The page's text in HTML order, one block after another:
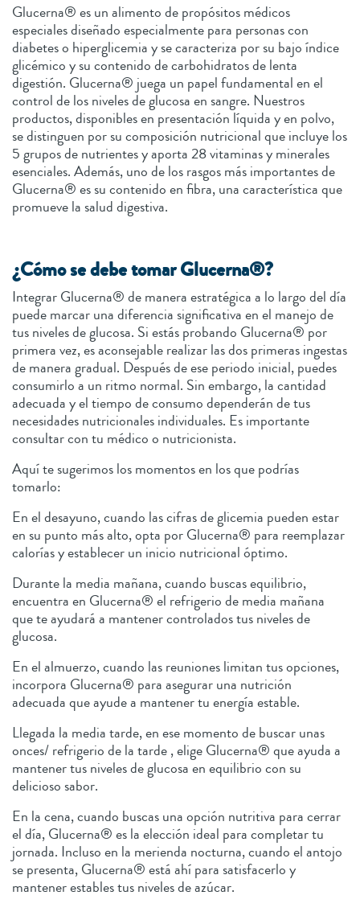
Glucerna® es un alimento de propósitos médicos
especiales diseñado especialmente para personas con
diabetes o hiperglicemia y se caracteriza por su bajo índice
glicémico y su contenido de carbohidratos de lenta
digestión. Glucerna® juega un papel fundamental en el
control de los niveles de glucosa en sangre. Nuestros
productos, disponibles en presentación líquida y en polvo,
se distinguen por su composición nutricional que incluye los
5 grupos de nutrientes y aporta 28 vitaminas y minerales
esenciales. Además, uno de los rasgos más importantes de
Glucerna® es su contenido en fibra, una característica que
promueve la salud digestiva.
¿Cómo se debe tomar Glucerna®?
Integrar Glucerna® de manera estratégica a lo largo del día
puede marcar una diferencia significativa en el manejo de
tus niveles de glucosa. Si estás probando Glucerna® por
primera vez, es aconsejable realizar las dos primeras ingestas
de manera gradual. Después de ese periodo inicial, puedes
consumirlo a un ritmo normal. Sin embargo, la cantidad
adecuada y el tiempo de consumo dependerán de tus
necesidades nutricionales individuales. Es importante
consultar con tu médico o nutricionista.
Aquí te sugerimos los momentos en los que podrías
tomarlo:
En el desayuno, cuando las cifras de glicemia pueden estar
en su punto más alto, opta por Glucerna® para reemplazar
calorías y establecer un inicio nutricional óptimo.
Durante la media mañana, cuando buscas equilibrio,
encuentra en Glucerna® el refrigerio de media mañana
que te ayudará a mantener controlados tus niveles de
glucosa.
En el almuerzo, cuando las reuniones limitan tus opciones,
incorpora Glucerna® para asegurar una nutrición
adecuada que ayude a mantener tu energía estable.
Llegada la media tarde, en ese momento de buscar unas
onces/ refrigerio de la tarde , elige Glucerna® que ayuda a
mantener tus niveles de glucosa en equilibrio con su
delicioso sabor.
En la cena, cuando buscas una opción nutritiva para cerrar
el día, Glucerna® es la elección ideal para completar tu
jornada. Incluso en la merienda nocturna, cuando el antojo
se presenta, Glucerna® está ahí para satisfacerlo y
mantener estables tus niveles de azúcar.